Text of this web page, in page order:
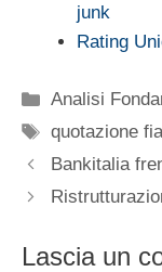
junk
Rating
Categorie
Analisi
Tag
quotazione
Bankitalia
Lascia un